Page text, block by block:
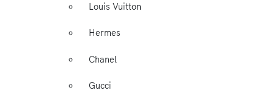
Louis Vuitton
Hermes
Chanel
Gucci